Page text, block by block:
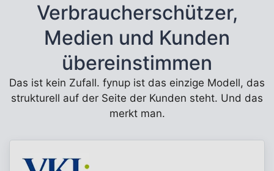
Verbraucherschützer,
Medien und Kunden
übereinstimmen
Das ist kein Zufall. fynup ist das einzige Modell, das
strukturell auf der Seite der Kunden steht. Und das
merkt man.